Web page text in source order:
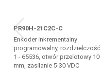
PR90H-21C2C-C
Enkoder inkrementalny
programowalny, rozdzielczość
1 - 65536, otwór przelotowy 10
mm, zasilanie 5-30 VDC